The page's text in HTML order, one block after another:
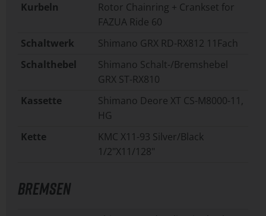
Kurbeln
Rotor Chainring + Crankset for
FAZUA Ride 60
Schaltwerk
Shimano GRX RD-RX812 11Fach
Schalthebel
Shimano Schalt-/Bremshebel
GRX ST-RX810
Kassette
Shimano Deore XT CS-M8000-11,
HG
Kette
KMC X11-93 Silver/Black
1/2"X11/128"
BREMSEN